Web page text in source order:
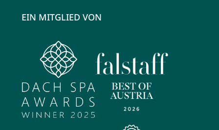
EIN MITGLIED VON